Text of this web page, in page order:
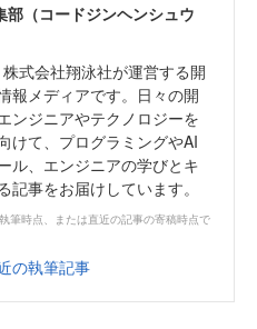
（コードジンヘンシュウ
式会社翔泳社が運営する開
報メディアです。日々の開
ンジニアやテクノロジーを
けて、プログラミングやAI
ル、エンジニアの学びとキ
記事をお届けしています。
筆時点、または直近の記事の寄稿時点で
の執筆記事